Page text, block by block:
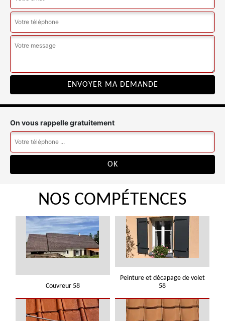
On vous rappelle gratuitement
NOS COMPÉTENCES
Couvreur 58
Peinture et décapage de volet
58